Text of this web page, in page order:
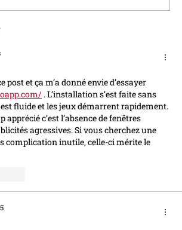
Livret A sera relevé à 1,7%
post et ça m’a donné envie d’essayer
. L’installation s’est faite sans
fluide et les jeux démarrent rapidement.
apprécié c’est l’absence de fenêtres
agressives. Si vous cherchez une
complication inutile, celle-ci mérite le